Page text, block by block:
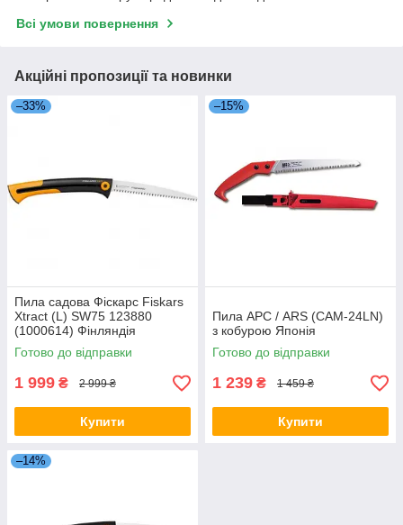
Всі умови повернення
Акційні пропозиції та новинки
–33%
Пила садова Фіскарс Fiskars
Xtract (L) SW75 123880
(1000614) Фінляндія
Готово до відправки
1 999 ₴ 2 999 ₴
Купити
–15%
Пила АРС / ARS (CAM-24LN)
з кобурою Японія
Готово до відправки
1 239 ₴ 1 459 ₴
Купити
–14%